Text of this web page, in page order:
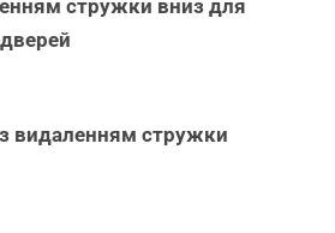
стружки вниз для
видаленням стружки